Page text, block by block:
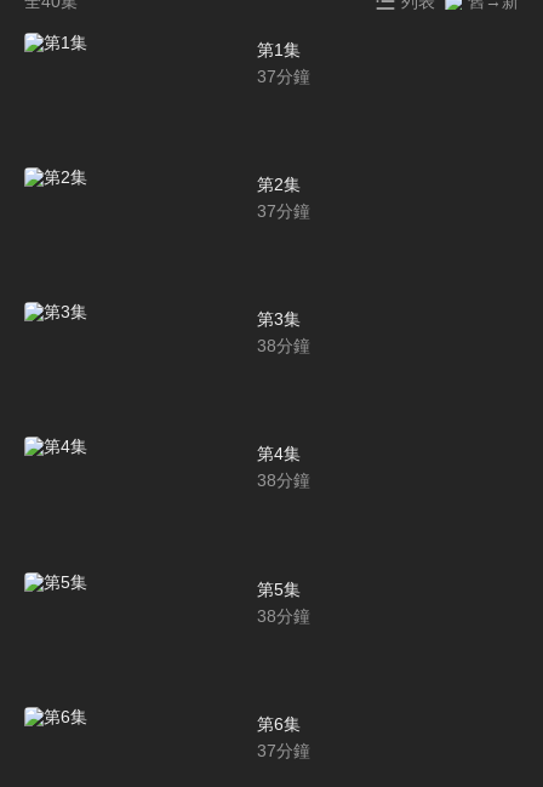
第1集
37分鐘
第2集
37分鐘
第3集
38分鐘
第4集
38分鐘
第5集
38分鐘
第6集
37分鐘